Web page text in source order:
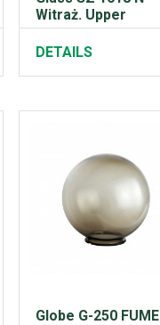
Witraż. Upper
DETAILS
Globe G-250 FUME